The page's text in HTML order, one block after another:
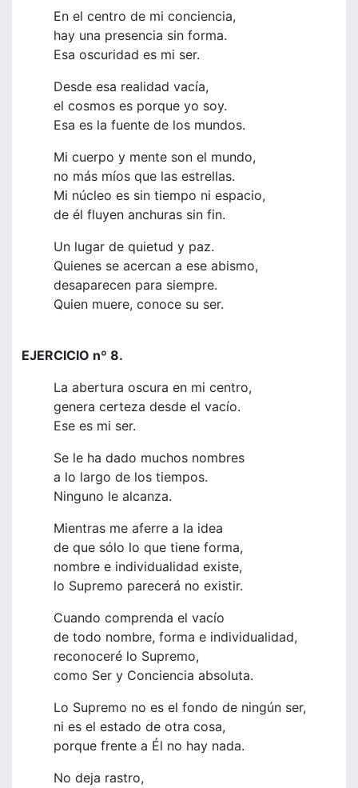
En el centro de mi conciencia,
hay una presencia sin forma.
Esa oscuridad es mi ser.
Desde esa realidad vacía,
el cosmos es porque yo soy.
Esa es la fuente de los mundos.
Mi cuerpo y mente son el mundo,
no más míos que las estrellas.
Mi núcleo es sin tiempo ni espacio,
de él fluyen anchuras sin fin.
Un lugar de quietud y paz.
Quienes se acercan a ese abismo,
desaparecen para siempre.
Quien muere, conoce su ser.
EJERCICIO nº 8.
La abertura oscura en mi centro,
genera certeza desde el vacío.
Ese es mi ser.
Se le ha dado muchos nombres
a lo largo de los tiempos.
Ninguno le alcanza.
Mientras me aferre a la idea
de que sólo lo que tiene forma,
nombre e individualidad existe,
lo Supremo parecerá no existir.
Cuando comprenda el vacío
de todo nombre, forma e individualidad,
reconoceré lo Supremo,
como Ser y Conciencia absoluta.
Lo Supremo no es el fondo de ningún ser,
ni es el estado de otra cosa,
porque frente a Él no hay nada.
No deja rastro,